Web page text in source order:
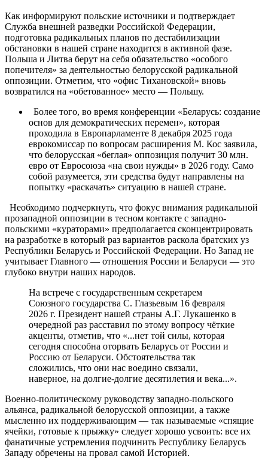
Как информируют польские источники и подтверждает
Служба внешней разведки Российской Федерации,
подготовка радикальных планов по дестабилизации
обстановки в нашей стране находится в активной фазе.
Польша и Литва берут на себя обязательство «особого
попечителя» за деятельностью белорусской радикальной
оппозиции. Отметим, что «офис Тихановской» вновь
возвратился на «обетованное» место — Польшу.
Более того, во время конференции «Беларусь: создание
основ для демократических перемен», которая
проходила в Европарламенте 8 декабря 2025 года
еврокомиссар по вопросам расширения М. Кос заявила,
что белорусская «беглая» оппозиция получит 30 млн.
евро от Евросоюза «на свои нужды» в 2026 году. Само
собой разумеется, эти средства будут направлены на
попытку «раскачать» ситуацию в нашей стране.
Необходимо подчеркнуть, что фокус внимания радикальной
прозападной оппозиции в тесном контакте с западно-
польскими «кураторами» предполагается сконцентрировать
на разработке в который раз вариантов раскола братских уз
Республики Беларусь и Российской Федерации. Но Запад не
учитывает Главного — отношения России и Беларуси — это
глубоко внутри наших народов.
На встрече с государственным секретарем
Союзного государства С. Глазьевым 16 февраля
2026 г. Президент нашей страны А.Г. Лукашенко в
очередной раз расставил по этому вопросу чёткие
акценты, отметив, что «...нет той силы, которая
сегодня способна оторвать Беларусь от России и
Россию от Беларуси. Обстоятельства так
сложились, что они нас воедино связали,
наверное, на долгие-долгие десятилетия и века...».
Военно-политическому руководству западно-польского
альянса, радикальной белорусской оппозиции, а также
мысленно их поддерживающим — так называемые «спящие
ячейки, готовые к прыжку» следует хорошо усвоить: все их
фанатичные устремления подчинить Республику Беларусь
Западу обречены на провал самой Историей.